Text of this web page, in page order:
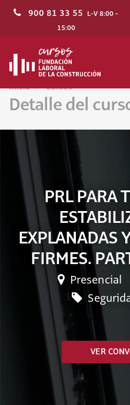
900 81 33 55 L-V 8:00 -
15:00
Inicio Cursos
Detalle del
PRL PARA
EXPLANADAS
FIRMES.
Presencial
VER